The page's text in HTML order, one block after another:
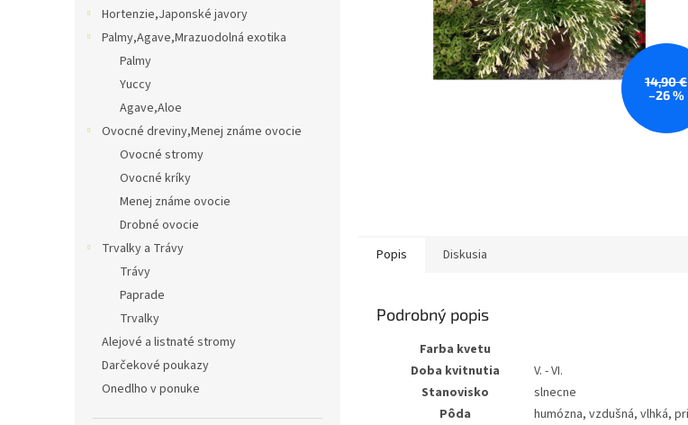
Hortenzie,Japonské javory
Palmy,Agave,Mrazuodolná exotika
Palmy
Yuccy
Agave,Aloe
Ovocné dreviny,Menej známe ovocie
Ovocné stromy
Ovocné kríky
Menej známe ovocie
Drobné ovocie
Trvalky a Trávy
Trávy
Paprade
Trvalky
Alejové a listnaté stromy
Darčekové poukazy
Onedlho v ponuke
14,90 €
–26 %
Popis Diskusia
Podrobný popis
Farba kvetu
Doba kvitnutia
V. - VI.
Stanovisko
slnecne
Pôda
humózna, vzdušná, vlhká,